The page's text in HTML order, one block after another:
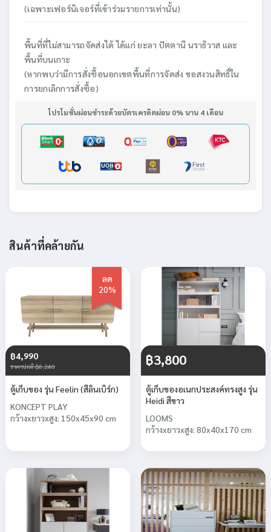
(เฉพาะเฟอร์นิเจอร์ที่เข้าร่วมรายการเท่านั้น)
พื้นที่ที่ไม่สามารถจัดส่งได้ ได้แก่ ยะลา ปัตตานี นราธิวาส และ
พื้นที่บนเกาะ
(หากพบว่ามีการสั่งซื้อนอกเขตพื้นที่การจัดส่ง ขอสงวนสิทธิ์ใน
การยกเลิกการสั่งซื้อ)
โปรโมชั่นผ่อนชำระด้วยบัตรเครดิตผ่อน 0% นาน 4 เดือน
สินค้าที่คล้ายกัน
ลด
20%
฿4,990
ราคาปกติ ฿6,240
ตู้เก็บของ รุ่น Feelin (สีลินเบิร์ก)
KONCEPT PLAY
กว้างxยาวxสูง: 150x45x90 cm
฿3,800
ตู้เก็บของอเนกประสงค์ทรงสูง รุ่น
Heidi สีขาว
LOOMS
กว้างxยาวxสูง: 80x40x170 cm